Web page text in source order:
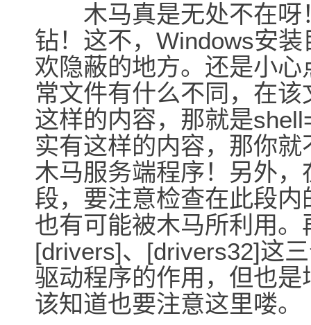
木马真是无处不在呀
钻！这不，Windows安
欢隐蔽的地方。还是小
常文件有什么不同，在
这样的内容，那就是
实有这样的内容，那你
木马服务端程序！另外
段，要注意检查在此段内
也有可能被木马所利用
[drivers]、[drivers32]这
驱动程序的作用，但也
该知道也要注意这里喽。